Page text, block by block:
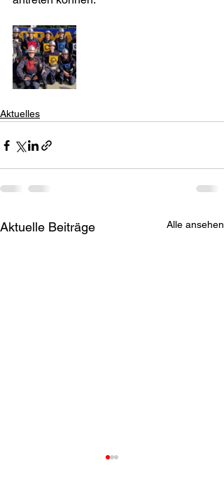
Aktuelles
Aktuelle Beiträge Alle ansehen